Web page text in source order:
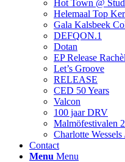
Hot Town @
Helemaal Top
Gala Kalsbeek
DEFQON.1
Dotan
EP Release
Let’s Groove
RELEASE
CED 50 Years
Valcon
100 jaar DRV
Malmöfestivalen
Charlotte
Contact
Menu Menu